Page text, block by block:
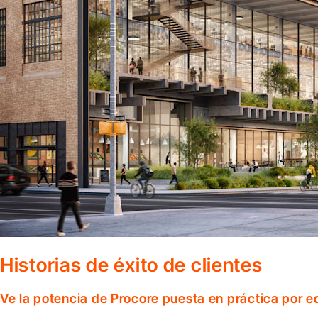
Historias de éxito de clientes
Ve la potencia de Procore puesta en práctica por